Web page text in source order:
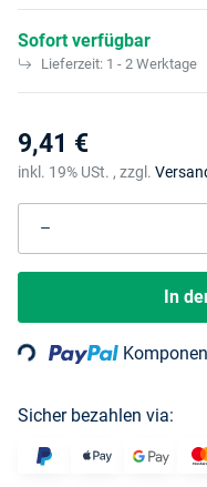
Sofort verfügbar
Lieferzeit: 1 - 2 Werktage
9,41 €
inkl. 19% USt. , zzgl.
In
Sicher bezahlen via: